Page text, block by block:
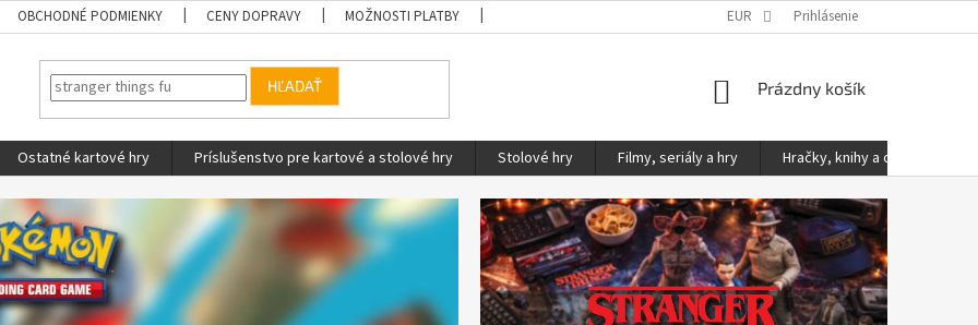
OBCHODNÉ PODMIENKY CENY DOPRAVY MOŽNOSTI PLATBY PODMIENKY OCHRANY OSOBNÝCH ÚDAJOV
EUR Prihlásenie
HĽADAŤ
NÁKUPNÝ
Prázdny košík
Ostatné kartové hry Príslušenstvo pre kartové a stolové hry Stolové hry Filmy, seriály a hry Hračky, knihy a ostatné